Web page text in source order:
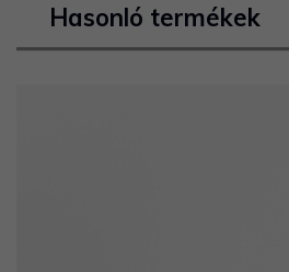
Hasonló termékek